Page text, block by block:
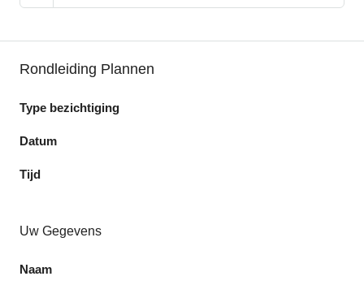
Rondleiding Plannen
Type bezichtiging
Datum
Tijd
Uw Gegevens
Naam